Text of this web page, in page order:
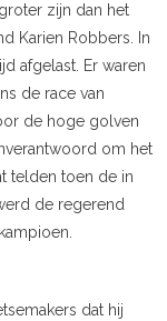
zijn dan het
Karien Robbers. In
afgelast. Er waren
de race van
de hoge golven
om het
telden toen de in
de regerend
dat hij